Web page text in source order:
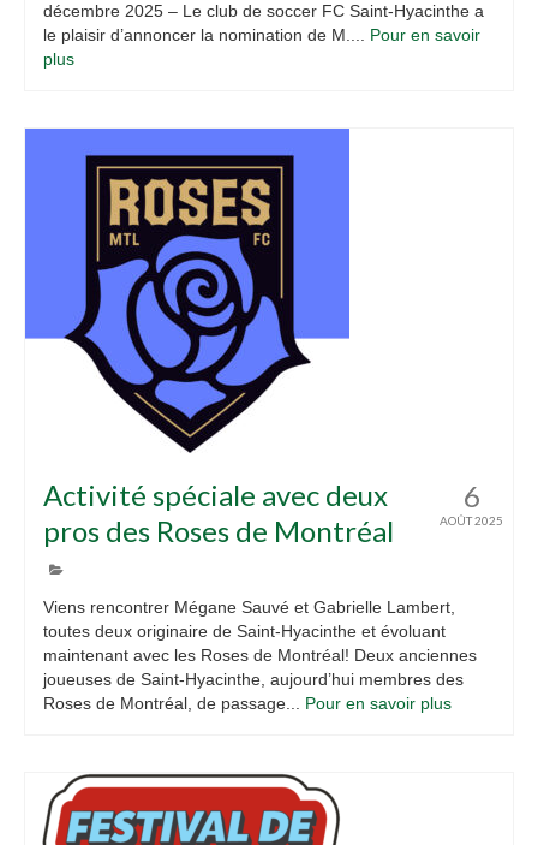
décembre 2025 – Le club de soccer FC Saint-Hyacinthe a
le plaisir d’annoncer la nomination de M.... Pour en savoir
plus
6
AOÛT 2025
Activité spéciale avec deux
pros des Roses de Montréal
Viens rencontrer Mégane Sauvé et Gabrielle Lambert,
toutes deux originaire de Saint-Hyacinthe et évoluant
maintenant avec les Roses de Montréal! Deux anciennes
joueuses de Saint-Hyacinthe, aujourd’hui membres des
Roses de Montréal, de passage... Pour en savoir plus